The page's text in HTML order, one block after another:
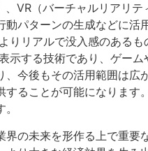
VR（バーチャルリアリ
パターンの生成などに
りリアルで没入感のある
示する技術であり、ゲー
今後もその活用範囲は
ることが可能になりま
の未来を形作る上で重